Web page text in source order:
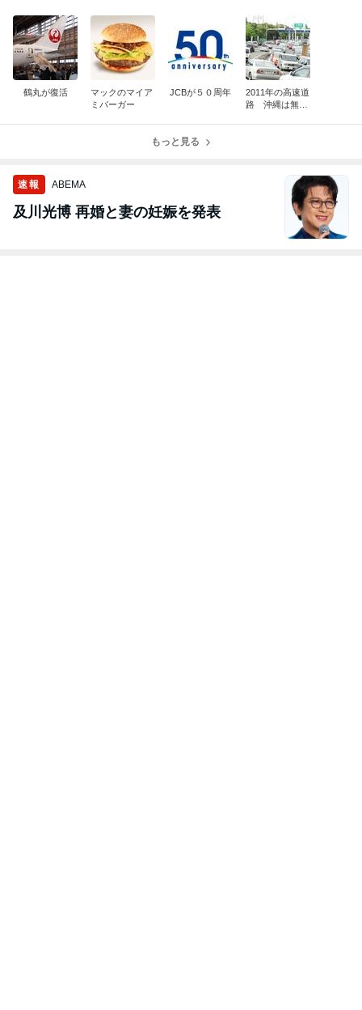
鶴丸が復活
マックのマイア
ミバーガー
JCBが５０周年
2011年の高速道
路 沖縄は無料
もっと見る
速報 ABEMA
及川光博 再婚と妻の妊娠を発表